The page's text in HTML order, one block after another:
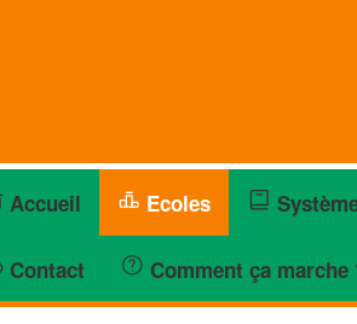
Accueil Ecoles
Contact Comment ça marche